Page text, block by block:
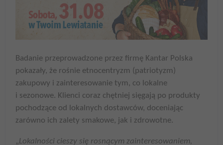
Badanie przeprowadzone przez firmę Kantar Polska
pokazały, że rośnie etnocentryzm (patriotyzm)
zakupowy i zainteresowanie tym, co lokalne
i sezonowe. Klienci coraz chętniej sięgają po produkty
pochodzące od lokalnych dostawców, doceniając
zarówno ich zalety smakowe, jak i zdrowotne.
„Lokalności cieszy się rosnącym zainteresowaniem,